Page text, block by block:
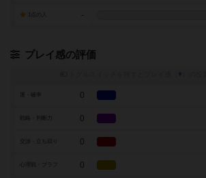
-
プレイ感の評価
※
0
戦略・判断力 0
0
0